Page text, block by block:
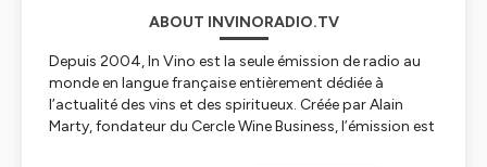
ABOUT INVINORADIO.TV
Depuis 2004, In Vino est la seule émission de radio au
monde en langue française entièrement dédiée à
l’actualité des vins et des spiritueux. Créée par Alain
Marty, fondateur du Cercle Wine Business, l’émission est